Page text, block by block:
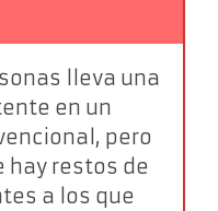
lleva una
en un
pero
hay restos de
a los que